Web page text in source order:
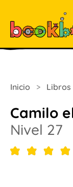
Inicio > Libros
Camilo
Nivel 27